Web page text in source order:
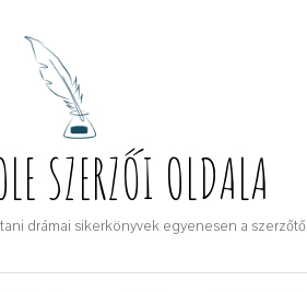
SZERZŐI OLDALA
drámai sikerkönyvek egyenesen a szerzőtől